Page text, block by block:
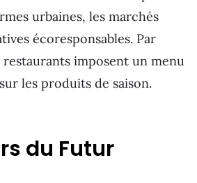
urbaines, les marchés
écoresponsables. Par
imposent un menu
les produits de saison.
du Futur